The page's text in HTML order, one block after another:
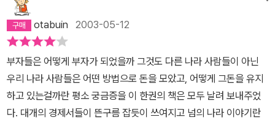
otabuin 2003-05-12
부자들은 어떻게 부자가 되었을까 그것도 다른 나라 사람들이 아닌
우리 나라 사람들은 어떤 방법으로 돈을 모았고, 어떻게 그돈을 유지
하고 있는걸까란 평소 궁금증을 이 한권의 책은 모두 날려 보내주었
다. 대개의 경제서들이 뜬구름 잡듯이 쓰여지고 넘의 나라 이야기란